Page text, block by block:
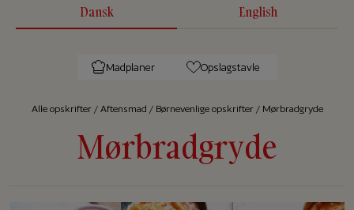
Dansk English
Madplaner Opslagstavle
Alle op­skrif­ter/ Aftensmad / Børnevenlige opskrifter/ Mørbradgryde
Mørbradgryde